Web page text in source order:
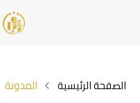
الصفحة الرئيسية المدونة